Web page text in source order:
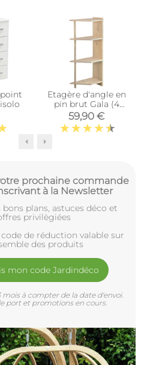
Etagère d'angle en
pin brut Gala (4
tablettes)
59,90 €
prochaine commande
à la Newsletter
bons plans, astuces déco et
privilègiées
de réduction valable sur
des produits
mon code Jardindéco
mois à compter de la date d'envoi.
port et promotions en cours.